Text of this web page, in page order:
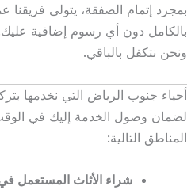
بمجرد إتمام الصفقة، يتولى فريقنا
بالكامل دون أي رسوم إضافية عليك.
ونحن نتكفل بالباقي.
أحياء جنوب الرياض التي نخدمها
لضمان وصول الخدمة إليك في
المناطق التالية:
شراء الأثاث المستعمل